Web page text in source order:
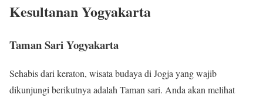
Kesultanan Yogyakarta
Taman Sari Yogyakarta
Sehabis dari keraton, wisata budaya di Jogja yang wajib
dikunjungi berikutnya adalah Taman sari. Anda akan melihat